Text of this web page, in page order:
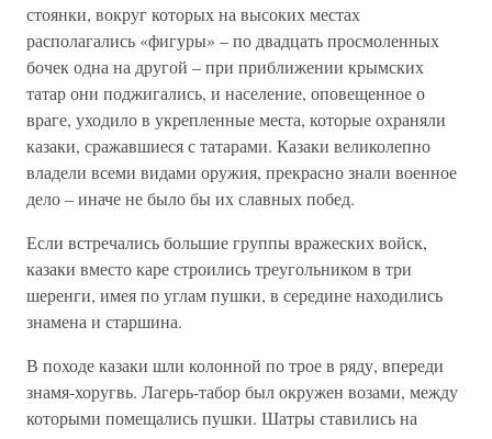
стоянки, вокруг которых на высоких местах
располагались «фигуры» – по двадцать просмоленных
бочек одна на другой – при приближении крымских
татар они поджигались, и население, оповещенное о
враге, уходило в укрепленные места, которые охраняли
казаки, сражавшиеся с татарами. Казаки великолепно
владели всеми видами оружия, прекрасно знали военное
дело – иначе не было бы их славных побед.
Если встречались большие группы вражеских войск,
казаки вместо каре строились треугольником в три
шеренги, имея по углам пушки, в середине находились
знамена и старшина.
В походе казаки шли колонной по трое в ряду, впереди
знамя-хоругвь. Лагерь-табор был окружен возами, между
которыми помещались пушки. Шатры ставились на